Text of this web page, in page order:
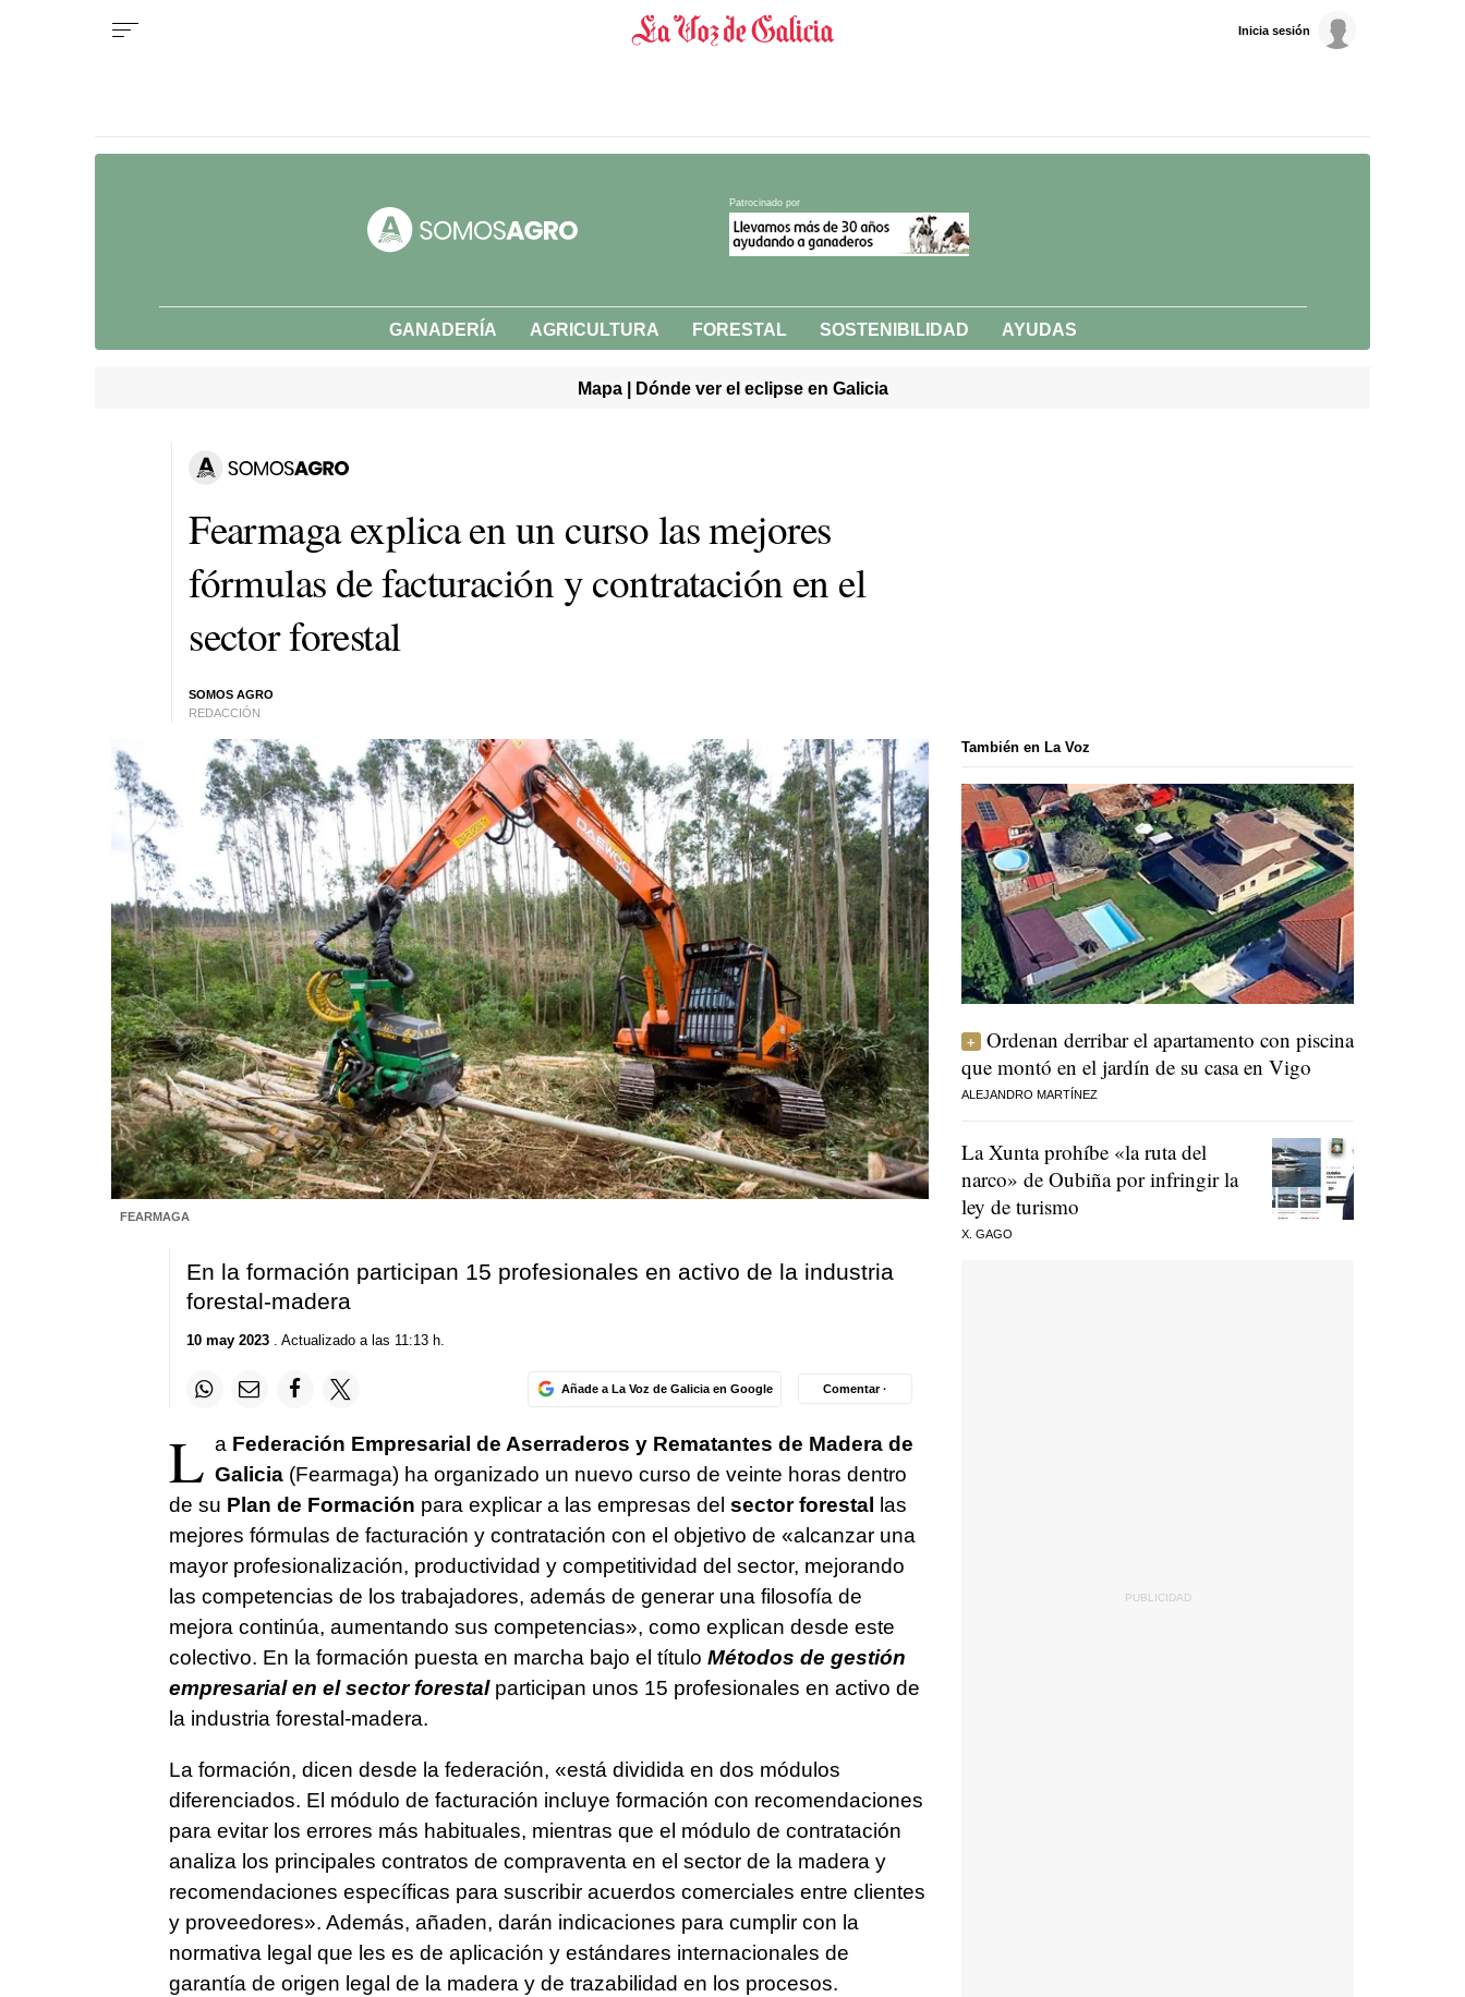
Inicia sesión
Patrocinado por
GANADERÍA AGRICULTURA FORESTAL SOSTENIBILIDAD AYUDAS
Mapa | Dónde ver el eclipse en Galicia
Fearmaga explica en un curso las mejores
fórmulas de facturación y contratación en el
sector forestal
SOMOS AGRO
REDACCIÓN
FEARMAGA
En la formación participan 15 profesionales en activo de la industria
forestal-madera
10 may 2023. Actualizado a las 11:13 h.
Añade a La Voz de Galicia en Google Comentar ·
L a Federación Empresarial de Aserraderos y Rematantes de Madera de
Galicia(Fearmaga) ha organizado un nuevo curso de veinte horas dentro
de su Plan de Formación para explicar a las empresas del sector forestal las
mejores fórmulas de facturación y contratación con el objetivo de «alcanzar una
mayor profesionalización, productividad y competitividad del sector, mejorando
las competencias de los trabajadores, además de generar una filosofía de
mejora continúa, aumentando sus competencias», como explican desde este
colectivo. En la formación puesta en marcha bajo el título Métodos de gestión
empresarial en el sector forestalparticipan unos 15 profesionales en activo de
la industria forestal-madera.
La formación, dicen desde la federación, «está dividida en dos módulos
diferenciados. El módulo de facturación incluye formación con recomendaciones
para evitar los errores más habituales, mientras que el módulo de contratación
analiza los principales contratos de compraventa en el sector de la madera y
recomendaciones específicas para suscribir acuerdos comerciales entre clientes
y proveedores». Además, añaden, darán indicaciones para cumplir con la
normativa legal que les es de aplicación y estándares internacionales de
garantía de origen legal de la madera y de trazabilidad en los procesos.
También en La Voz
Ordenan derribar el apartamento con piscina
que montó en el jardín de su casa en Vigo
ALEJANDRO MARTÍNEZ
La Xunta prohíbe «la ruta del
narco» de Oubiña por infringir la
ley de turismo
X. GAGO